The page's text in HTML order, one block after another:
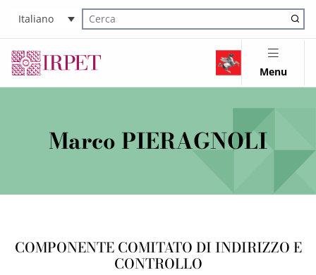
Italiano
Cerca nel sito
Menu
Marco PIERAGNOLI
COMPONENTE COMITATO DI INDIRIZZO E
CONTROLLO